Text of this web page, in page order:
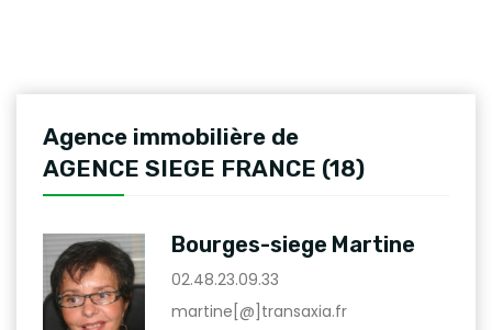
Agence immobilière de
AGENCE SIEGE FRANCE (18)
Bourges-siege Martine
02.48.23.09.33
martine[@]transaxia.fr